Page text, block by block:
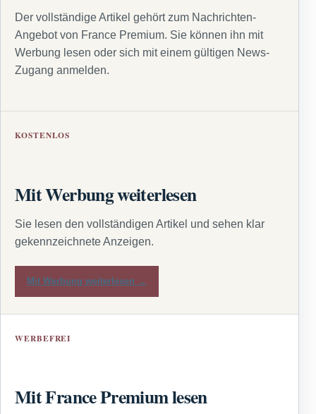
Der vollständige Artikel gehört zum Nachrichten-
Angebot von France Premium. Sie können ihn mit
Werbung lesen oder sich mit einem gültigen News-
Zugang anmelden.
KOSTENLOS
Mit Werbung weiterlesen
Sie lesen den vollständigen Artikel und sehen klar
gekennzeichnete Anzeigen.
Mit Werbung weiterlesen →
WERBEFREI
Mit France Premium lesen